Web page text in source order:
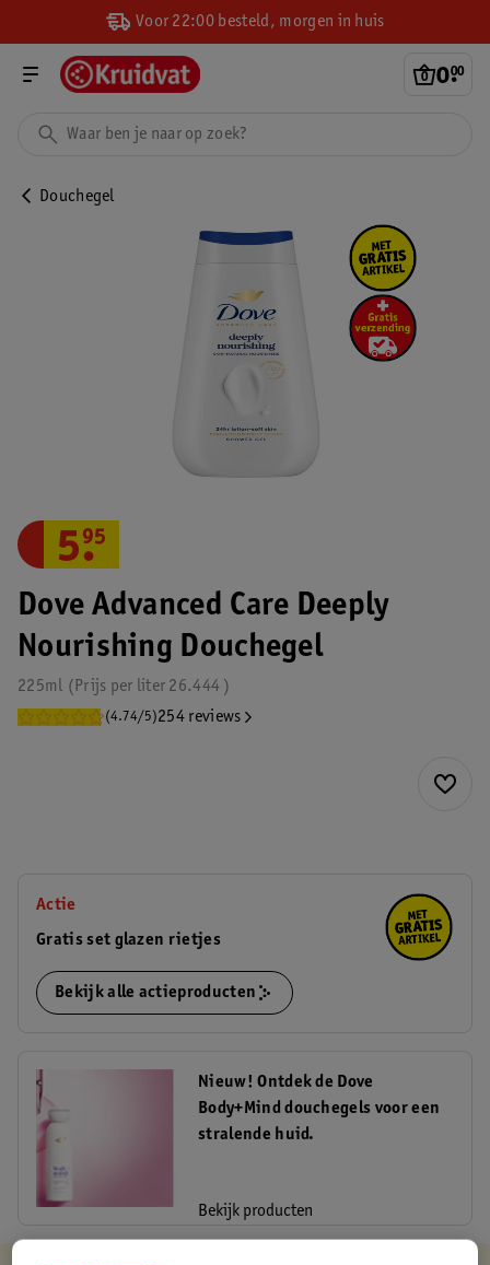
Voor 22:00 besteld, morgen in huis
0.
00
Douchegel
Dove Advanced Care Deeply
Nourishing Douchegel
225ml 26.444
Prijs per liter
(4.74/5)254 reviews
5.
95
Actie
Gratis set glazen rietjes
Bekijk alle actieproducten
Nieuw! Ontdek de Dove
Body+Mind douchegels voor een
stralende huid.
Bekijk producten